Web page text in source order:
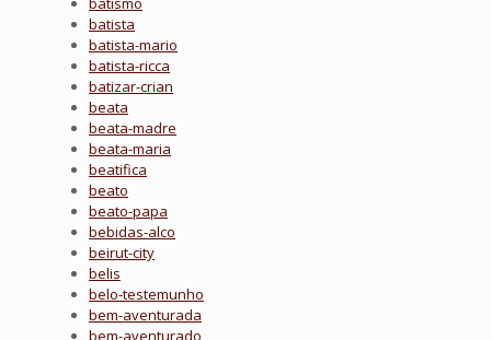
batista
batista-mario
batista-ricca
batizar-crian
beata
beata-madre
beata-maria
beatifica
beato
beato-papa
bebidas-alco
beirut-city
belis
belo-testemunho
bem-aventurada
bem-aventurado